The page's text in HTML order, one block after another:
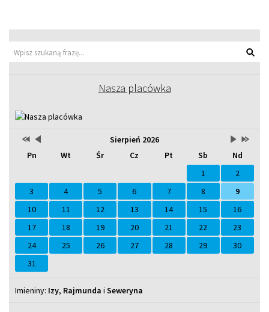
Nasza placówka
Kalendarz Lista
wydarzeń
Sierpień 2026Brak
PrzestawPrzestaw
na
Przestaw
na
Wrzesień
2026
na
Sierpień
2027
Pn Wt Śr Cz Pt Sb
Nd
1
2
3
4 5 6 7 8
9
10
11 12 13 14 15
16
17
18 19 20 21 22
23
24
25 26 27 28 29
30
31
Imieniny
Imieniny: Izy, Rajmunda i Seweryna